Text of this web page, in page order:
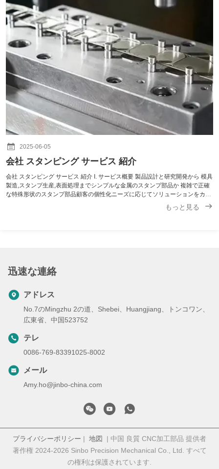
2025-06-05
会社 スタンピング サービス 紹介
会社 スタンピング サービス 紹介 I. サービス概要 製品設計と研究開発から 模具
製造,スタンプ生産,表面処理までシンプルな金属のスタンプ部品か 複雑で正確
な特殊形状のスタンプ部品顧客の個性化ニーズに応じてソリューションをカス
タマイズし,各スタンプ製品が顧客の使用シナリオと機能要件を正確に満たすこ
とができるようにします. II 処理能力 高速パンチングマシンや 精密パンチング
もっと見る
迅速な連絡
アドレス
No.7のMingzhu 2の道、Shebei、Huangjiang、トンコワン、
広東省、中国523752
テレ
0086-769-83391025-8002
メール
Amy.ho@jinbo-china.com
プライバシーポリシー | 地図
| 中国 良質 CNC加工部品 提供者
著作権 2024-2026 Sinbo Precision Mechanical Co., Ltd. すべて
の権利は保護されています.